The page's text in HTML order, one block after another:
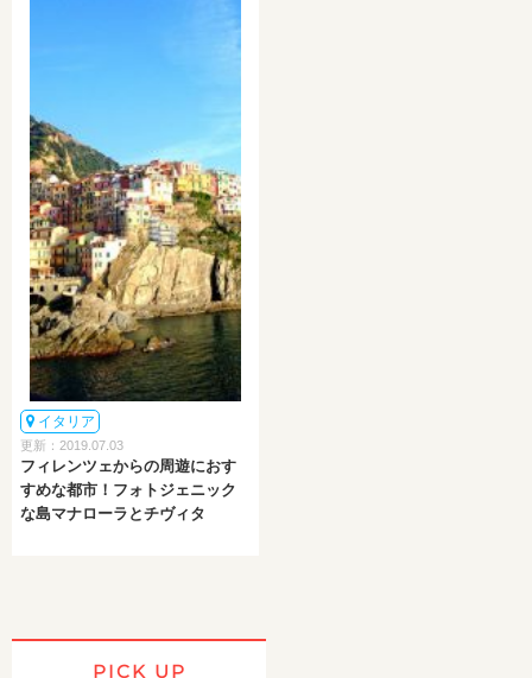
イタリア
更新：2019.07.03
フィレンツェからの周遊におす
すめな都市！フォトジェニック
な島マナローラとチヴィタ
PICK UP